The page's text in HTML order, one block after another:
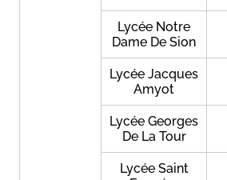
Lycée Notre
Dame De Sion
Lycée Jacques
Amyot
Lycée Georges
De La Tour
Lycée Saint